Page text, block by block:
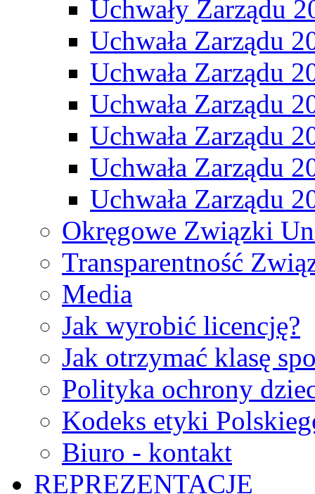
Uchwały Zarządu
Uchwała Zarządu
Uchwała Zarządu
Uchwała Zarządu
Uchwała Zarządu
Uchwała Zarządu
Uchwała Zarządu
Okręgowe Związki
Transparentność
Media
Jak wyrobić licencję?
Jak otrzymać klasę
Polityka ochrony
Kodeks etyki
Biuro - kontakt
REPREZENTACJE